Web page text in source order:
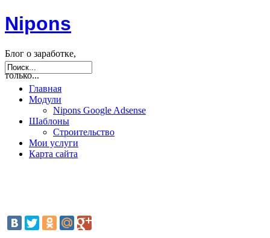
Nipons
Блог о заработке,
seo, joomla и не
только...
Главная
Модули
Nipons Google Adsense
Шаблоны
Строительство
Мои услуги
Карта сайта